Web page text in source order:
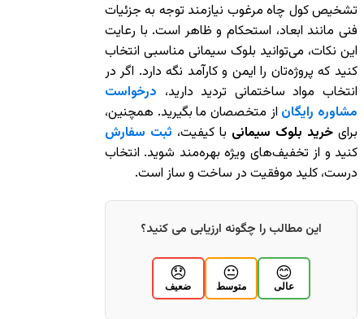
تشخیص کول چاه مرغوب نیازمند توجه به جزئیات
فنی مانند ابعاد، استحکام و ظاهر است. با رعایت
این نکات، می‌توانید بلوک سیمانی مناسبی انتخاب
کنید که پروژه‌تان را ایمن و کارآمد نگه دارد. اگر در
انتخاب مواد ساختمانی تردید دارید، درخواست
مشاوره رایگاناز متخصصان ما بگیرید. همچنین،
برایخرید بلوک سیمانیبا کیفیت، ثبت سفارش
کنید و از تخفیف‌های ویژه بهره‌مند شوید. انتخاب
درست، کلید موفقیت در ساخت و ساز است.
این مطالب را چگونه ارزیابی می کنید؟
😊
عالی
😐
متوسط
😞
ضعیف